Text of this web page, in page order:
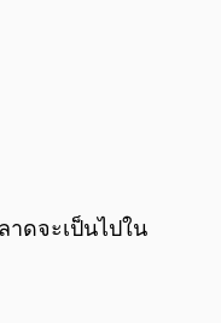
าดจะเป็นไปใน